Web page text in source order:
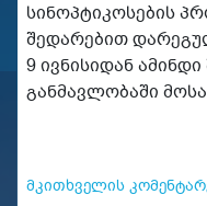
სინოპტიკოსების
შედარებით
9 ივნისიდან
განმავლობაში
მკითხველის